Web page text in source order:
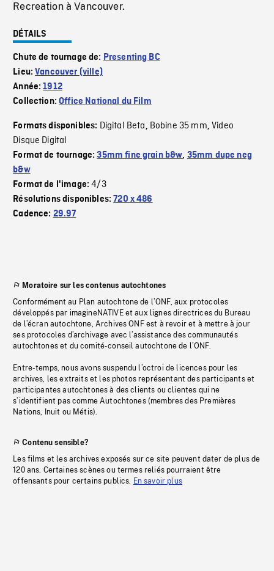
Recreation à Vancouver.
DÉTAILS
Chute de tournage de: Presenting BC
Lieu:Vancouver (ville)
Année:1912
Collection:Office National du Film
Formats disponibles: Digital Beta, Bobine 35 mm,Video
Disque Digital
Format de tournage:35mm fine grain b&w, 35mm dupe neg
b&w
Format de l'image:4/3
Résolutions disponibles:720 x 486
Cadence: 29.97
Moratoire sur les contenus autochtones
Conformément au Plan autochtone de l’ONF, aux protocoles
développés par imagineNATIVE et aux lignes directrices du Bureau
de l’écran autochtone, Archives ONF est à revoir et à mettre à jour
ses protocoles d’archivage avec l’assistance des communautés
autochtones et du comité-conseil autochtone de l’ONF.
Entre-temps, nous avons suspendu l’octroi de licences pour les
archives, les extraits et les photos représentant des participants et
participantes autochtones à des clients ou clientes qui ne
s’identifient pas comme Autochtones (membres des Premières
Nations, Inuit ou Métis).
Contenu sensible?
Les films et les archives exposés sur ce site peuvent dater de plus de
120 ans. Certaines scènes ou termes reliés pourraient être
offensants pour certains publics. En savoir plus